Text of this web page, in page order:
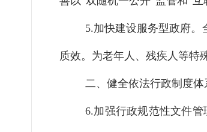
5.加快建设服务型政府。
质效。 为老年人、残疾人等特
二、健全依法行政制度体
6.加强行政规范性文件管